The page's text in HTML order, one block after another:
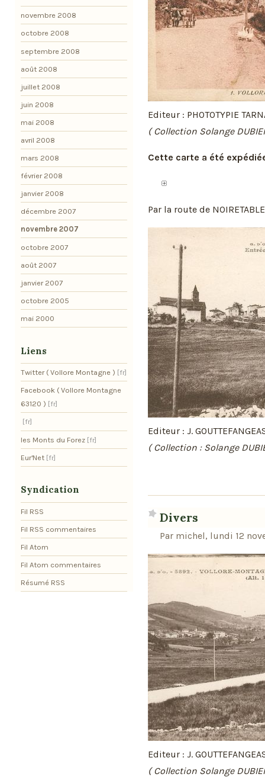
Editeur : PHOTOTYPIE
( Collection Solange
Cette carte a été
Par la route de
Editeur : J.
( Collection : Solange
Divers
Par michel, lundi 12
Editeur : J.
( Collection Solange
novembre 2008
octobre 2008
septembre 2008
août 2008
juillet 2008
juin 2008
mai 2008
avril 2008
mars 2008
février 2008
janvier 2008
décembre 2007
novembre 2007
octobre 2007
août 2007
janvier 2007
octobre 2005
mai 2000
Liens
Twitter ( Vollore Montagne )
Facebook ( Vollore Montagne
63120 )
les Monts du Forez
Eur'Net
Syndication
Fil RSS
Fil RSS commentaires
Fil Atom
Fil Atom commentaires
Résumé RSS